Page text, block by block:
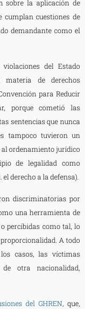
sobre la aplicación de
cumplan cuestiones de
demandante como el
del Estado
materia de derechos
para Reducir
porque cometió las
sentencias que nunca
tampoco tuvieron un
al ordenamiento jurídico
de legalidad como
derecho a la defensa).
discriminatorias por
una herramienta de
percibidas como tal, lo
A todo
casos, las víctimas
otra nacionalidad,
del GHREN, que,